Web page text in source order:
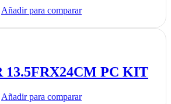
Añadir para comparar
PC KIT
Añadir para comparar